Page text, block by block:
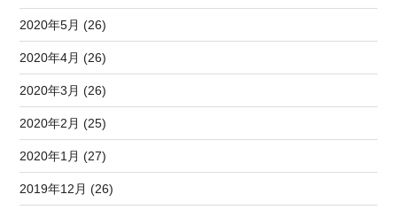
2020年5月 (26)
2020年4月 (26)
2020年3月 (26)
2020年2月 (25)
2020年1月 (27)
2019年12月 (26)